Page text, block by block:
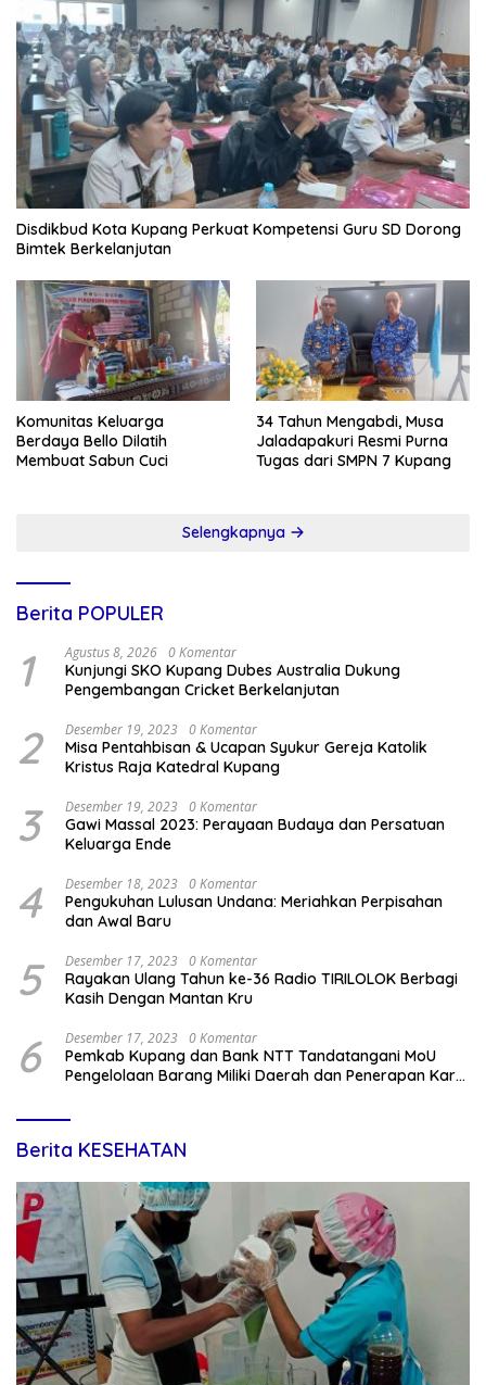
Disdikbud Kota Kupang Perkuat Kompetensi Guru SD Dorong
Bimtek Berkelanjutan
Komunitas Keluarga
Berdaya Bello Dilatih
Membuat Sabun Cuci
34 Tahun Mengabdi, Musa
Jaladapakuri Resmi Purna
Tugas dari SMPN 7 Kupang
Selengkapnya
Berita POPULER
1 Agustus 8, 2026 0 Komentar
Kunjungi SKO Kupang Dubes Australia Dukung
Pengembangan Cricket Berkelanjutan
2 Desember 19, 2023 0 Komentar
Misa Pentahbisan & Ucapan Syukur Gereja Katolik
Kristus Raja Katedral Kupang
3 Desember 19, 2023 0 Komentar
Gawi Massal 2023: Perayaan Budaya dan Persatuan
Keluarga Ende
4 Desember 18, 2023 0 Komentar
Pengukuhan Lulusan Undana: Meriahkan Perpisahan
dan Awal Baru
5 Desember 17, 2023 0 Komentar
Rayakan Ulang Tahun ke-36 Radio TIRILOLOK Berbagi
Kasih Dengan Mantan Kru
6 Desember 17, 2023 0 Komentar
Pemkab Kupang dan Bank NTT Tandatangani MoU
Pengelolaan Barang Miliki Daerah dan Penerapan Kartu
Berita KESEHATAN